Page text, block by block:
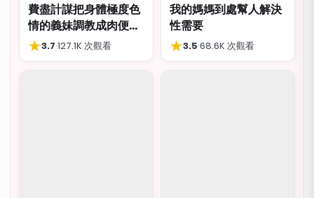
費盡計謀把身體極度色
情的義妹調教成肉便
器，結局卻出人意外
★3.7·127.1K 次觀看
我的媽媽到處幫人解決
性需要
★3.5·68.6K 次觀看